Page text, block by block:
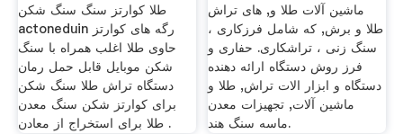
طلا کوارتز سنگ سنگ شکن
actoneduin رگه های کوارتز
حاوی طلا اغلب همراه با سنگ
شکن موبایل قابل حمل رمان
دستگاه تراش طلا سنگ شکن
برای کوارتز شکن سنگ معدن
طلا برای استخراج از معادن .
ماشین آلات طلا و, های تراش
طلا و برش, که شامل فرزکاری ،
سنگ زنی ، تراشکاری. حفاری و
فرز روش دستگاه ارائه دهنده
دستگاه و ابزار الات تراش, طلا و
ماشین آلات, تجهیزات معدن
ماسه سنگ هند.